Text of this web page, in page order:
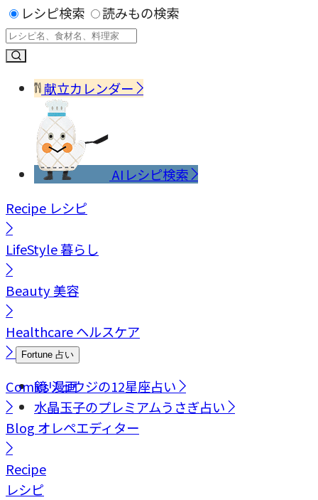
レシピ検索 読みもの検索
献立カレンダー
AIレシピ検索
Recipe レシピ
LifeStyle暮らし
Beauty美容
Healthcareヘルスケア
Fortune 占い
鏡リュウジの12星座占い
水晶玉子のプレミアムうさぎ占い
Comics漫画
Blog オレペエディター
Recipe
レシピ